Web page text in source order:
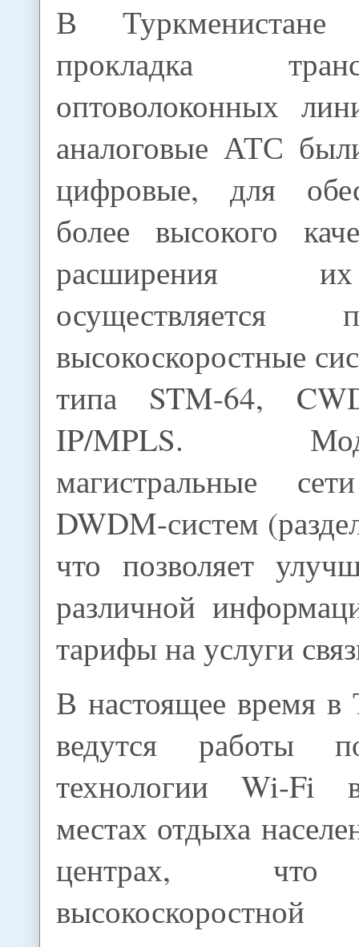
В Туркменистане
прокладка
оптоволоконных
аналоговые АТС
цифровые, для
более высокого
расширения
высокоскоростные
типа STM-64,
IP/MPLS.
магистральные
DWDM-систем
что позволяет
различной
тарифы на услуги
В настоящее время в
ведутся работы
технологии Wi-Fi
местах отдыха
центрах, что